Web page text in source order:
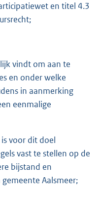
en titel 4.3
vindt om aan te
en onder welke
in aanmerking
eenmalige
voor dit doel
vast te stellen op de
bijstand en
Aalsmeer;